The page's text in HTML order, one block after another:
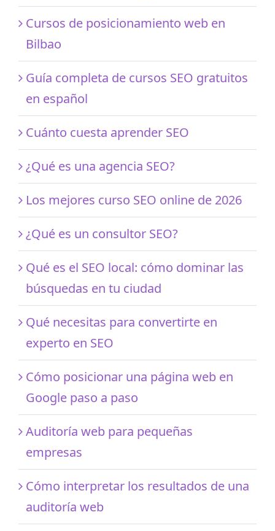
Cursos de posicionamiento web en
Bilbao
Guía completa de cursos SEO gratuitos
en español
Cuánto cuesta aprender SEO
¿Qué es una agencia SEO?
Los mejores curso SEO online de 2026
¿Qué es un consultor SEO?
Qué es el SEO local: cómo dominar las
búsquedas en tu ciudad
Qué necesitas para convertirte en
experto en SEO
Cómo posicionar una página web en
Google paso a paso
Auditoría web para pequeñas
empresas
Cómo interpretar los resultados de una
auditoría web